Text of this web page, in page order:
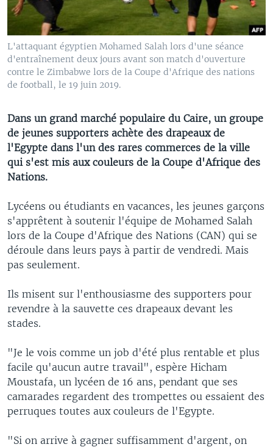
L'attaquant égyptien Mohamed Salah lors d'une séance
d'entraînement deux jours avant son match d'ouverture
contre le Zimbabwe lors de la Coupe d'Afrique des nations
de football, le 19 juin 2019.
Dans un grand marché populaire du Caire, un groupe
de jeunes supporters achète des drapeaux de
l'Egypte dans l'un des rares commerces de la ville
qui s'est mis aux couleurs de la Coupe d'Afrique des
Nations.
Lycéens ou étudiants en vacances, les jeunes garçons
s'apprêtent à soutenir l'équipe de Mohamed Salah
lors de la Coupe d'Afrique des Nations (CAN) qui se
déroule dans leurs pays à partir de vendredi. Mais
pas seulement.
Ils misent sur l'enthousiasme des supporters pour
revendre à la sauvette ces drapeaux devant les
stades.
"Je le vois comme un job d'été plus rentable et plus
facile qu'aucun autre travail", espère Hicham
Moustafa, un lycéen de 16 ans, pendant que ses
camarades regardent des trompettes ou essaient des
perruques toutes aux couleurs de l'Egypte.
"Si on arrive à gagner suffisamment d'argent, on